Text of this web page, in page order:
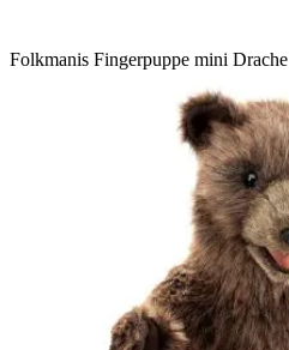
Folkmanis Fingerpuppe mini Drache